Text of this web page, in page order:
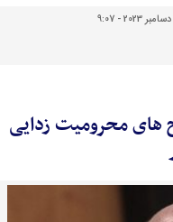
های محرومیت زدایی